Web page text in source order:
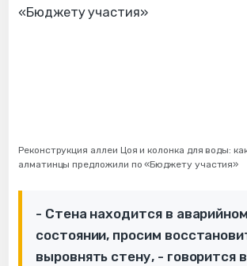
Реконструкция аллеи Цоя и колонка для воды:
алматинцы предложили по «Бюджету участия»
- Стена находится в аварийном
состоянии, просим
выровнять стену, - говорится